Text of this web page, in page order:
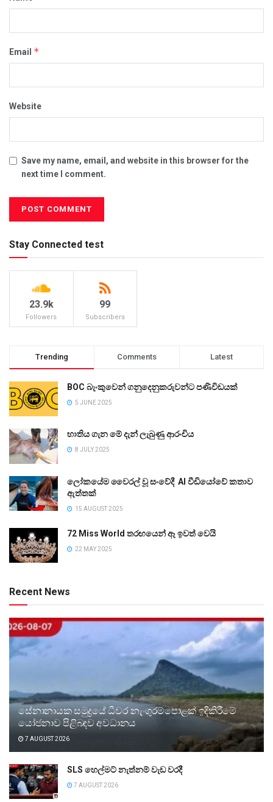
Email *
Website
Save my name, email, and website in this browser for the
next time I comment.
Stay Connected test
23.9k
Followers
99
Subscribers
Trending Comments Latest
BOC බැංකුවෙන් ගනුදෙනුකරුවන්ට පණිවිඩයක්
5 JUNE 2025
භාතිය ගැන මේ දැන් ලැබුණු ආරංචිය
8 JULY 2025
ලෝකයේම වෛරල් වූ සංවේදී AI වීඩියෝවේ කතාව
ඇත්තක්
15 AUGUST 2025
72 Miss World තරඟයෙන් ඈ ඉවත් වෙයි
22 MAY 2025
Recent News
සේනානායක සමුද්‍රයේ ධීවර නැංගුරම්පොළක් ඉදිකිරීමේ
යෝජනාව පිළිබඳව අවධානය
7 AUGUST 2026
SLS හෙල්මට් නැත්නම් වැඩ වරදී
7 AUGUST 2026